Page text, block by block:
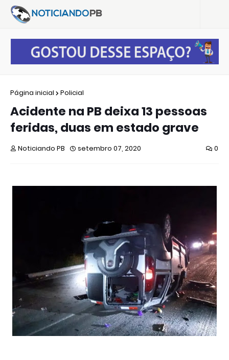
Página inicial Policial
Acidente na PB deixa 13 pessoas
feridas, duas em estado grave
Noticiando PB setembro 07, 2020 0